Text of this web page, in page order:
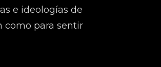
e ideologías de
como para sentir